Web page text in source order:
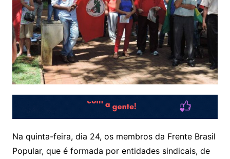
Na quinta-feira, dia 24, os membros da Frente Brasil
Popular, que é formada por entidades sindicais, de